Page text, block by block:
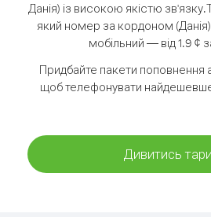
Данія) із високою якістю зв'язку.
який номер за кордоном
мобільний — від 1.9 ¢
Придбайте пакети поповнення
щоб телефонувати
Дивитись